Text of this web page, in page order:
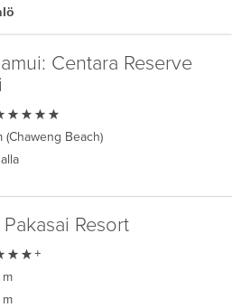
Centara Reserve
(Chaweng Beach)
Pakasai Resort
+